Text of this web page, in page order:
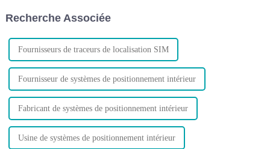
technologies.
Recherche Associée
Fournisseurs de traceurs de localisation SIM
Fournisseur de systèmes de positionnement intérieur
Fabricant de systèmes de positionnement intérieur
Usine de systèmes de positionnement intérieur